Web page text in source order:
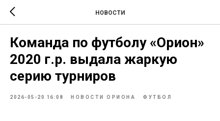
НОВОСТИ
Команда по футболу «Орион»
2020 г.р. выдала жаркую
серию турниров
2026-05-20 16:08 НОВОСТИ ОРИОНА ФУТБОЛ